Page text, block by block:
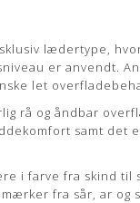
lædertype,
er anvendt.
let
rå og åndbar
samt det
i farve fra skind til
fra sår, ar og